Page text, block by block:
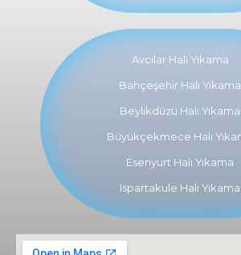
Avcılar Halı Yıkama
Bahçeşehir Halı Yıkama
Beylikdüzü Halı Yıkama
Büyükçekmece Halı
Esenyurt Halı Yıkama
Ispartakule Halı Yıkama